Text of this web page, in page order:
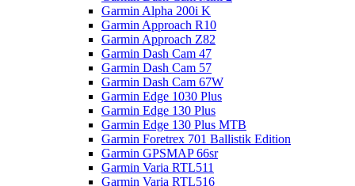
Garmin Alpha 200i K
Garmin Approach R10
Garmin Approach Z82
Garmin Dash Cam 47
Garmin Dash Cam 57
Garmin Dash Cam 67W
Garmin Edge 1030 Plus
Garmin Edge 130 Plus
Garmin Edge 130 Plus MTB
Garmin Foretrex 701 Ballistik Edition
Garmin GPSMAP 66sr
Garmin Varia RTL511
Garmin Varia RTL516